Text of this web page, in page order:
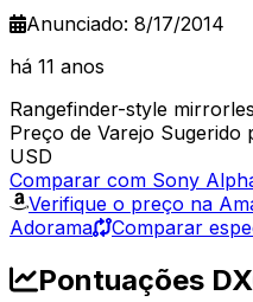
Anunciado: 8/17/2014
há 11 anos
Rangefinder-style
Preço de Varejo Sugerido
USD
Comparar com Sony
Verifique o preço na
Adorama
Comparar
Pontuações